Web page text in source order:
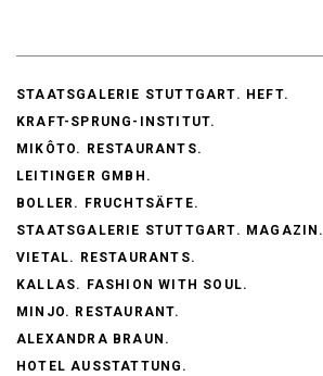
STAATSGALERIE STUTTGART. HEFT.
KRAFT-SPRUNG-INSTITUT.
MIKÔTO. RESTAURANTS.
LEITINGER GMBH.
BOLLER. FRUCHTSÄFTE.
STAATSGALERIE STUTTGART. MAGAZIN.
VIETAL. RESTAURANTS.
KALLAS. FASHION WITH SOUL.
MINJO. RESTAURANT.
ALEXANDRA BRAUN.
HOTEL AUSSTATTUNG.